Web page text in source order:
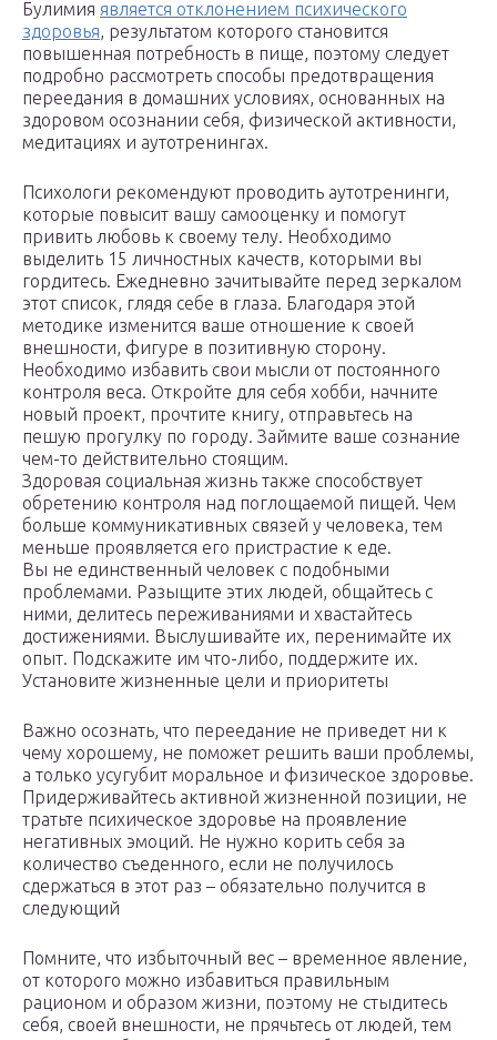
Булимия является отклонением психического
здоровья, результатом которого становится
повышенная потребность в пище, поэтому следует
подробно рассмотреть способы предотвращения
переедания в домашних условиях, основанных на
здоровом осознании себя, физической активности,
медитациях и аутотренингах.
Психологи рекомендуют проводить аутотренинги,
которые повысит вашу самооценку и помогут
привить любовь к своему телу. Необходимо
выделить 15 личностных качеств, которыми вы
гордитесь. Ежедневно зачитывайте перед зеркалом
этот список, глядя себе в глаза. Благодаря этой
методике изменится ваше отношение к своей
внешности, фигуре в позитивную сторону.
Необходимо избавить свои мысли от постоянного
контроля веса. Откройте для себя хобби, начните
новый проект, прочтите книгу, отправьтесь на
пешую прогулку по городу. Займите ваше сознание
чем-то действительно стоящим.
Здоровая социальная жизнь также способствует
обретению контроля над поглощаемой пищей. Чем
больше коммуникативных связей у человека, тем
меньше проявляется его пристрастие к еде.
Вы не единственный человек с подобными
проблемами. Разыщите этих людей, общайтесь с
ними, делитесь переживаниями и хвастайтесь
достижениями. Выслушивайте их, перенимайте их
опыт. Подскажите им что-либо, поддержите их.
Установите жизненные цели и приоритеты
Важно осознать, что переедание не приведет ни к
чему хорошему, не поможет решить ваши проблемы,
а только усугубит моральное и физическое здоровье.
Придерживайтесь активной жизненной позиции, не
тратьте психическое здоровье на проявление
негативных эмоций. Не нужно корить себя за
количество съеденного, если не получилось
сдержаться в этот раз – обязательно получится в
следующий
Помните, что избыточный вес – временное явление,
от которого можно избавиться правильным
рационом и образом жизни, поэтому не стыдитесь
себя, своей внешности, не прячьтесь от людей, тем